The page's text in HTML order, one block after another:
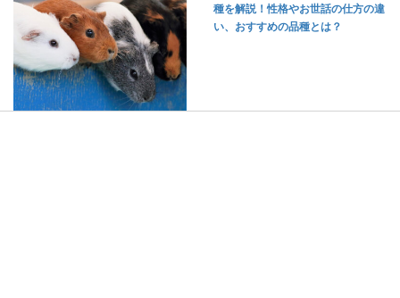
種を解説！性格やお世話の仕方の違
い、おすすめの品種とは？